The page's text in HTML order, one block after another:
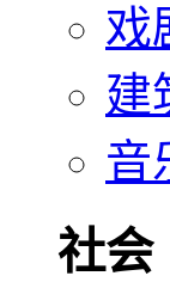
戏
建
音
社会